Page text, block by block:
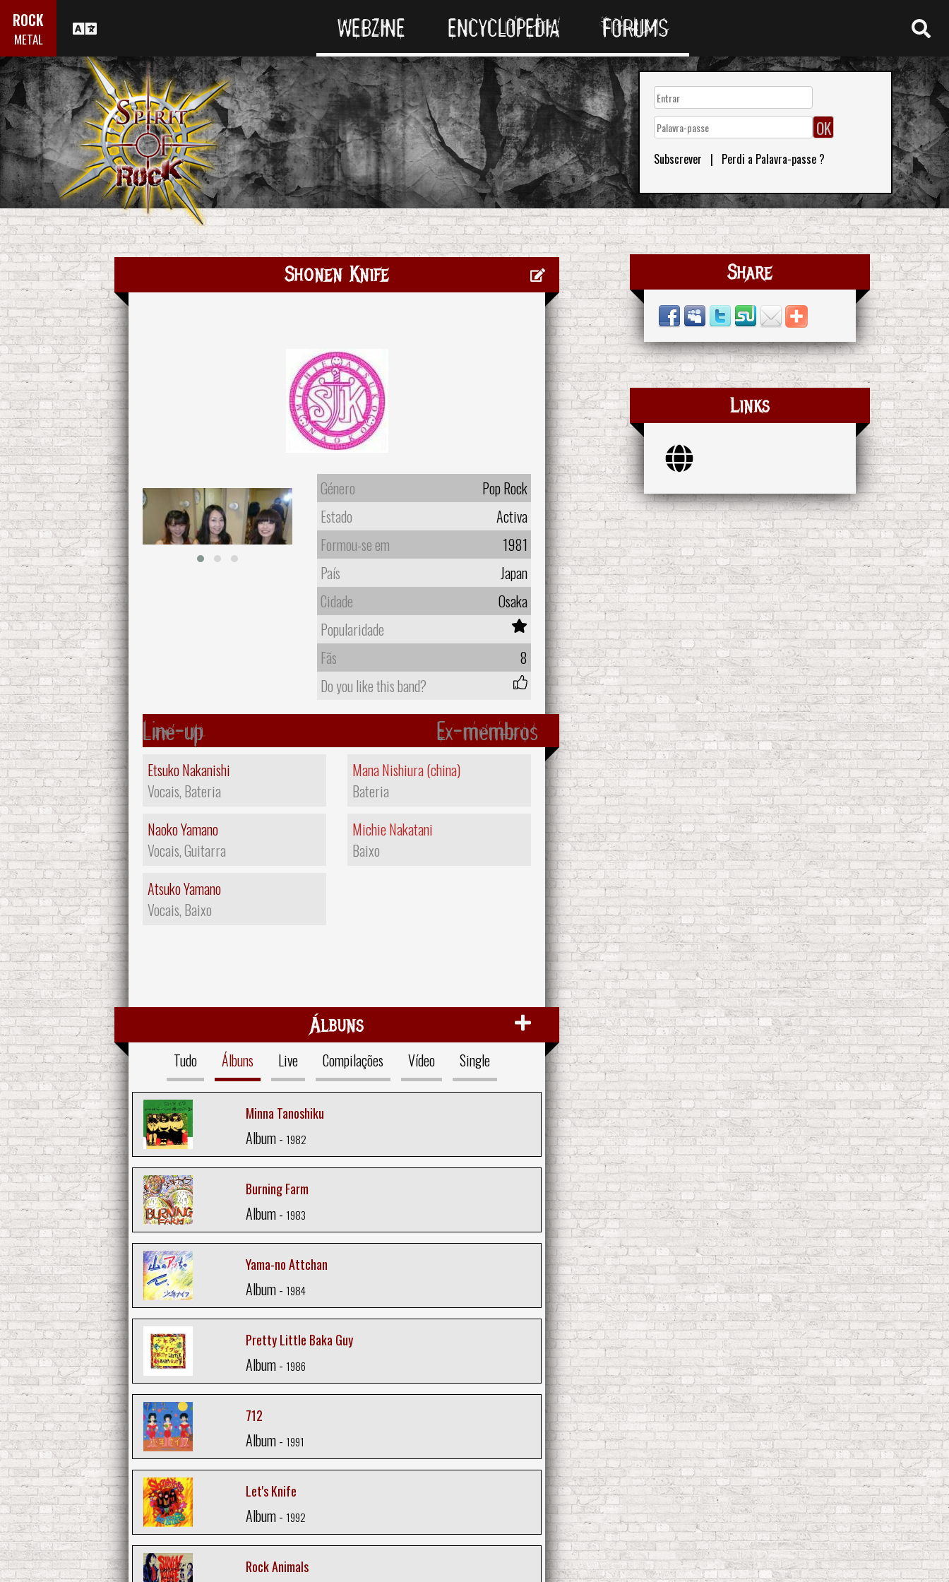
ROCK
METAL WEBZINE ENCYCLOPEDIA FORUMS
Subscrever | Perdi a Palavra-passe ?
Shonen Knife
Género
Pop Rock
Estado
Activa
Formou-se em
1981
País
Japan
Cidade
Osaka
Popularidade
Fãs
8
Do you like this band?
Line-up
Etsuko Nakanishi
Vocais, Bateria
Naoko Yamano
Vocais, Guitarra
Atsuko Yamano
Vocais, Baixo
Ex-membros
Mana Nishiura (china)
Bateria
Michie Nakatani
Baixo
Álbuns
Tudo Álbuns Live Compilações Vídeo Single
Minna Tanoshiku
Album - 1982
Burning Farm
Album - 1983
Yama-no Attchan
Album - 1984
Pretty Little Baka Guy
Album - 1986
712
Album - 1991
Let's Knife
Album - 1992
Rock Animals
Share
Links